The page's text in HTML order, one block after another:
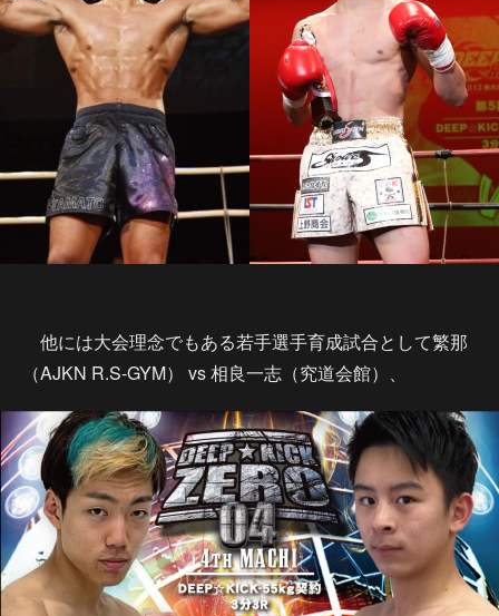
他には大会理念でもある若手選手育成試合として繁那
（AJKN R.S-GYM） vs 相良一志（究道会館）、